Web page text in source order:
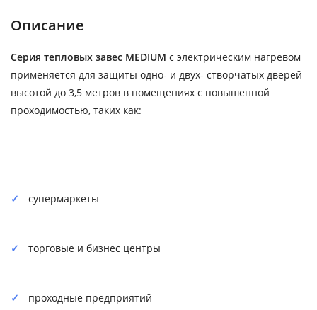
Описание
Серия тепловых завес MEDIUM с электрическим нагревом
применяется для защиты одно- и двух- створчатых дверей
высотой до 3,5 метров в помещениях с повышенной
проходимостью, таких как:
супермаркеты
торговые и бизнес центры
проходные предприятий